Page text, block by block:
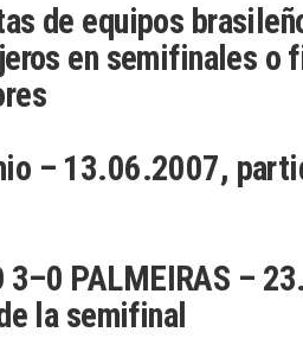
de equipos
en semifinales o
– 13.06.2007,
3–0 PALMEIRAS –
la semifinal